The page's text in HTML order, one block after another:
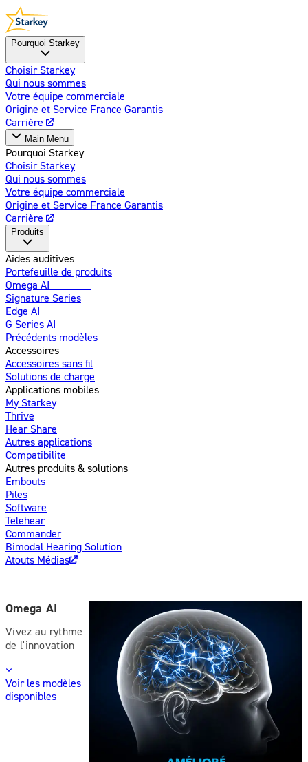
Pourquoi Starkey
Choisir Starkey
Qui nous sommes
Votre équipe commerciale
Origine et Service France Garantis
Carrière
Main Menu
Pourquoi Starkey
Choisir Starkey
Qui nous sommes
Votre équipe commerciale
Origine et Service France Garantis
Carrière
Produits
Aides auditives
Portefeuille de produits
Omega AI
Signature Series
Edge AI
G Series AI
Précédents modèles
Accessoires
Accessoires sans fil
Solutions de charge
Applications mobiles
My Starkey
Thrive
Hear Share
Autres applications
Compatibilite
Autres produits & solutions
Embouts
Piles
Software
Telehear
Commander
Bimodal Hearing Solution
Atouts Médias
Omega AI
Vivez au rythme
de l'innovation
Voir les modèles
disponibles